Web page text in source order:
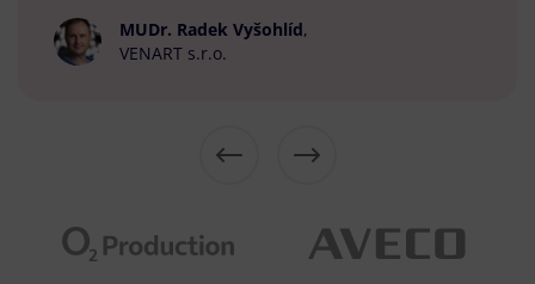
MUDr. Radek Vyšohlíd,
VENART s.r.o.